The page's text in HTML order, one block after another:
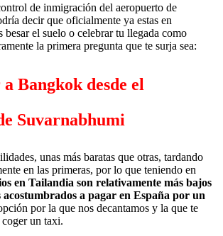
de inmigración del aeropuerto de
decir que oficialmente ya estas en
besar el suelo o celebrar tu llegada como
la primera pregunta que te surja sea:
Bangkok desde el
Suvarnabhumi
unas más baratas que otras, tardando
en las primeras, por lo que teniendo en
en Tailandia son relativamente más bajos
acostumbrados a pagar en España por un
por la que nos decantamos y la que te
un taxi.